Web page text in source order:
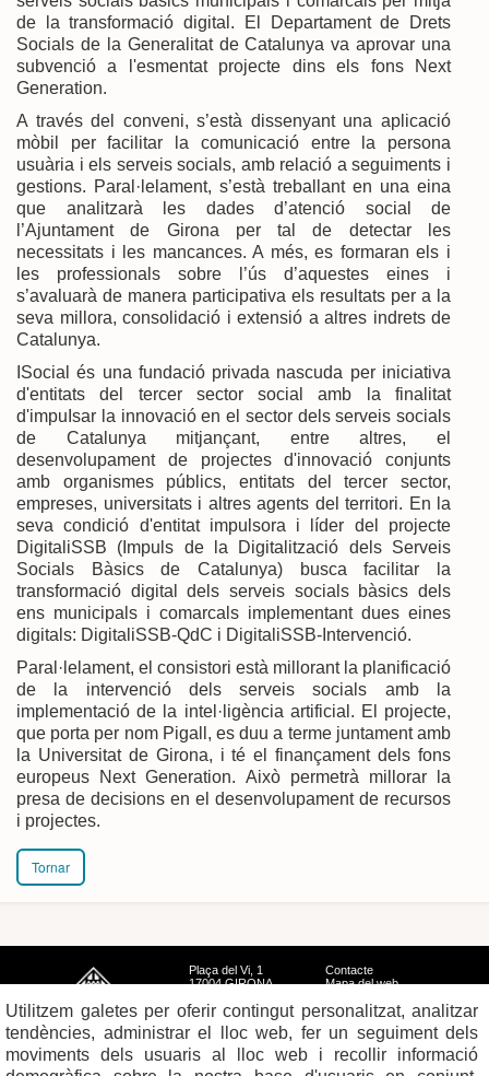
de la transformació digital. El Departament de Drets
Socials de la Generalitat de Catalunya va aprovar una
subvenció a l'esmentat projecte dins els fons Next
Generation.
A través del conveni, s’està dissenyant una aplicació
mòbil per facilitar la comunicació entre la persona
usuària i els serveis socials, amb relació a seguiments i
gestions. Paral·lelament, s’està treballant en una eina
que analitzarà les dades d’atenció social de
l’Ajuntament de Girona per tal de detectar les
necessitats i les mancances. A més, es formaran els i
les professionals sobre l’ús d’aquestes eines i
s’avaluarà de manera participativa els resultats per a la
seva millora, consolidació i extensió a altres indrets de
Catalunya.
ISocial és una fundació privada nascuda per iniciativa
d'entitats del tercer sector social amb la finalitat
d'impuIsar la innovació en el sector dels serveis socials
de Catalunya mitjançant, entre altres, el
desenvolupament de projectes d'innovació conjunts
amb organismes públics, entitats del tercer sector,
empreses, universitats i altres agents del territori. En la
seva condició d'entitat impulsora i líder del projecte
DigitaliSSB (Impuls de la Digitalització dels Serveis
Socials Bàsics de Catalunya) busca facilitar la
transformació digital dels serveis socials bàsics dels
ens municipals i comarcals implementant dues eines
digitals: DigitaliSSB-QdC i DigitaliSSB-Intervenció.
Paral·lelament, el consistori està millorant la planificació
de la intervenció dels serveis socials amb la
implementació de la intel·ligència artificial. El projecte,
que porta per nom Pigall, es duu a terme juntament amb
la Universitat de Girona, i té el finançament dels fons
europeus Next Generation. Això permetrà millorar la
presa de decisions en el desenvolupament de recursos
i projectes.
Tornar
Plaça del Vi, 1
17004 GIRONA
Contacte
Mapa del web
Avís legal
Utilitzem galetes per oferir contingut personalitzat, analitzar
tendències, administrar el lloc web, fer un seguiment dels
moviments dels usuaris al lloc web i recollir informació